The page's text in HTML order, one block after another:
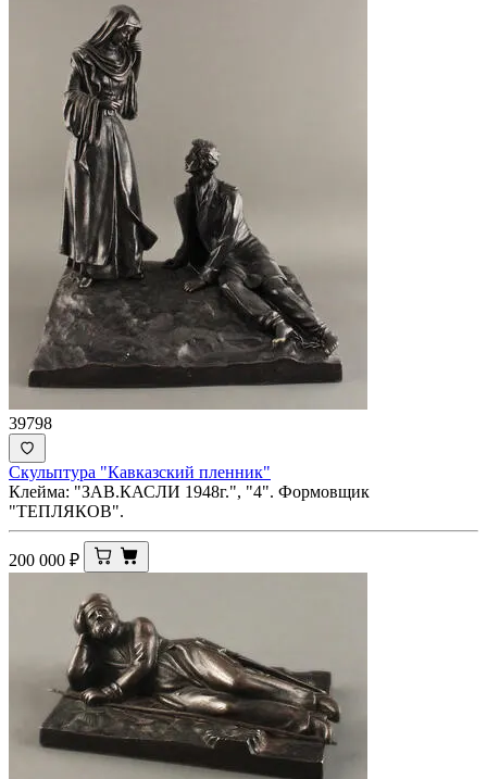
39798
Скульптура "Кавказский пленник"
Клейма: "ЗАВ.КАСЛИ 1948г.", "4". Формовщик
"ТЕПЛЯКОВ".
200 000 ₽